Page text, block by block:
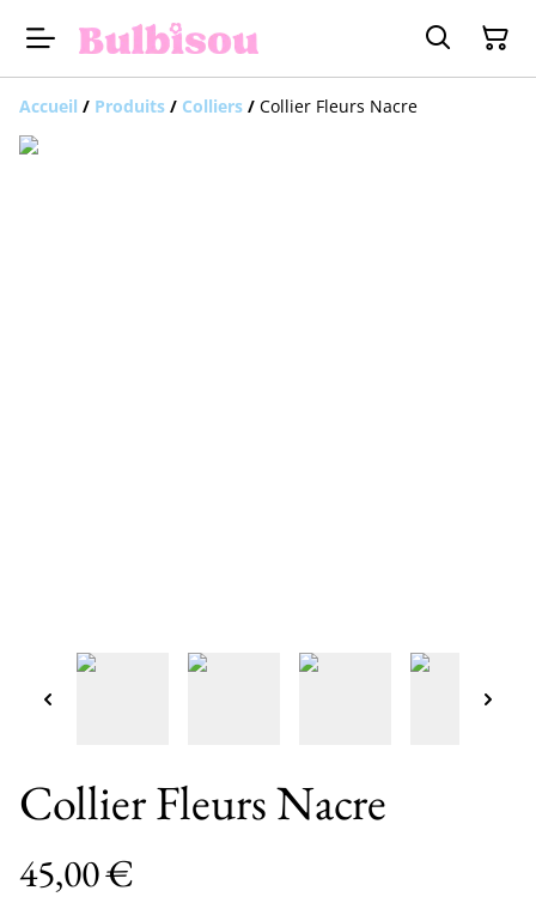
Accueil / Produits / Colliers / Collier Fleurs Nacre
Collier Fleurs Nacre
45,00 €